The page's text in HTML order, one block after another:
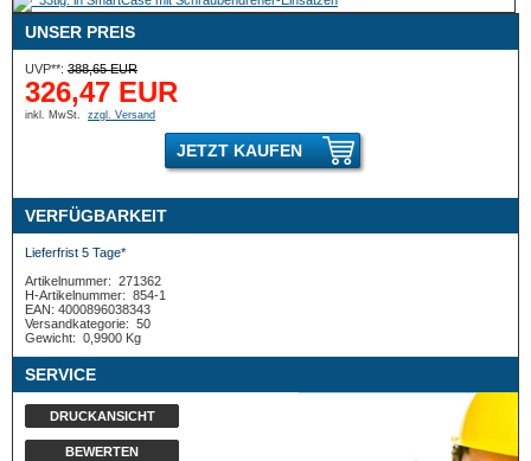
UNSER PREIS
UVP**: 388,65 EUR
326,47 EUR
inkl. MwSt. zzgl. Versand
JETZT KAUFEN
VERFÜGBARKEIT
Lieferfrist 5 Tage*
Artikelnummer: 271362
H-Artikelnummer: 854-1
EAN: 4000896038343
Versandkategorie: 50
Gewicht: 0,9900 Kg
SERVICE
DRUCKANSICHT
BEWERTEN